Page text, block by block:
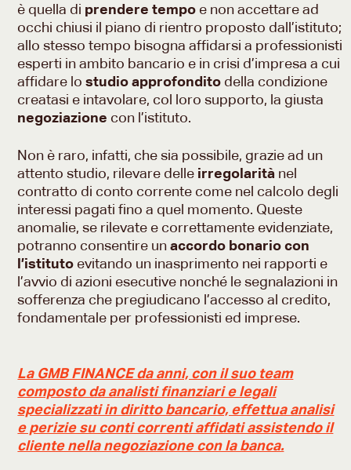
è quella di prendere tempo e non accettare ad
occhi chiusi il piano di rientro proposto dall’istituto;
allo stesso tempo bisogna affidarsi a professionisti
esperti in ambito bancario e in crisi d’impresa a cui
affidare lostudio approfondito della condizione
creatasi e intavolare, col loro supporto, la giusta
negoziazione con l’istituto.
Non è raro, infatti, che sia possibile, grazie ad un
attento studio, rilevare delle irregolarità nel
contratto di conto corrente come nel calcolo degli
interessi pagati fino a quel momento. Queste
anomalie, se rilevate e correttamente evidenziate,
potranno consentire unaccordo bonario con
l’istituto evitando un inasprimento nei rapporti e
l’avvio di azioni esecutive nonché le segnalazioni in
sofferenza che pregiudicano l’accesso al credito,
fondamentale per professionisti ed imprese.
La GMB FINANCE da anni, con il suo team
composto da analisti finanziari e legali
specializzati in diritto bancario, effettua analisi
e perizie su conti correnti affidati assistendo il
cliente nella negoziazione con la banca.